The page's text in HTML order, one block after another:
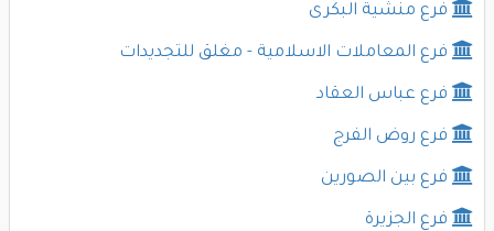
فرع منشية البكرى
فرع المعاملات الاسلامية - مغلق للتجديدات
فرع عباس العقاد
فرع روض الفرج
فرع بين الصورين
فرع الجزيرة